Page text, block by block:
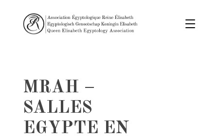
MRAH –
SALLES
EGYPTE EN